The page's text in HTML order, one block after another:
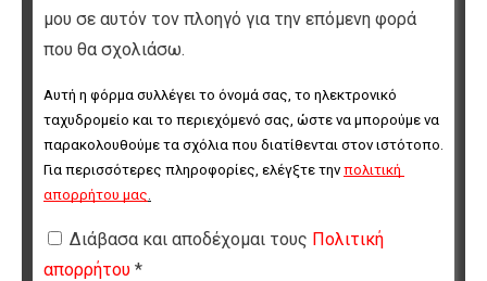
μου σε αυτόν τον πλοηγό για την επόμενη φορά
που θα σχολιάσω.
Αυτή η φόρμα συλλέγει το όνομά σας, το ηλεκτρονικό
ταχυδρομείο και το περιεχόμενό σας, ώστε να μπορούμε να
παρακολουθούμε τα σχόλια που διατίθενται στον ιστότοπο.
Για περισσότερες πληροφορίες, ελέγξτε την πολιτική
απορρήτου μας
Διάβασα και αποδέχομαι τους Πολιτική
απορρήτου *